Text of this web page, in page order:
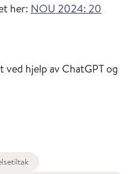
her: NOU 2024: 20
hjelp av ChatGPT og